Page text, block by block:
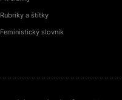
Rubriky a štítky
Feministický slovník